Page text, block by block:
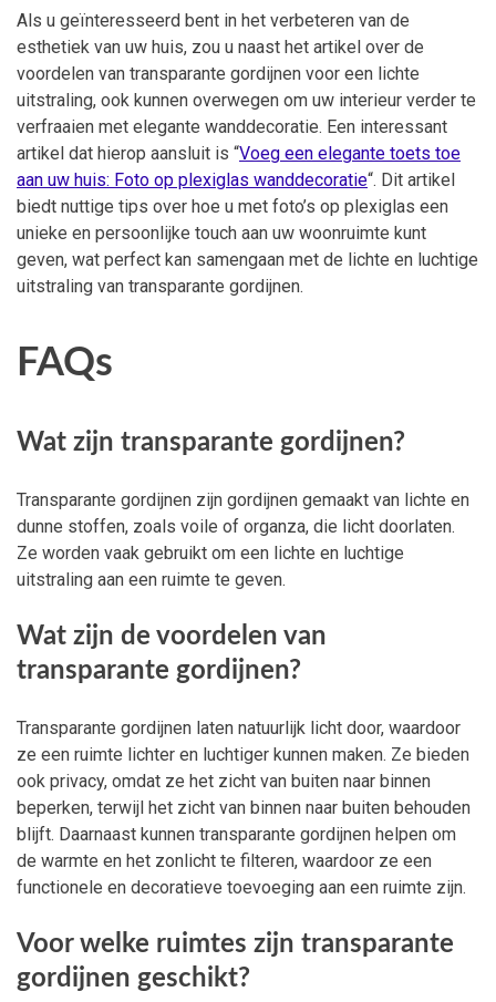
Als u geïnteresseerd bent in het verbeteren van de
esthetiek van uw huis, zou u naast het artikel over de
voordelen van transparante gordijnen voor een lichte
uitstraling, ook kunnen overwegen om uw interieur verder te
verfraaien met elegante wanddecoratie. Een interessant
artikel dat hierop aansluit is “Voeg een elegante toets toe
aan uw huis: Foto op plexiglas wanddecoratie“. Dit artikel
biedt nuttige tips over hoe u met foto’s op plexiglas een
unieke en persoonlijke touch aan uw woonruimte kunt
geven, wat perfect kan samengaan met de lichte en luchtige
uitstraling van transparante gordijnen.
FAQs
Wat zijn transparante gordijnen?
Transparante gordijnen zijn gordijnen gemaakt van lichte en
dunne stoffen, zoals voile of organza, die licht doorlaten.
Ze worden vaak gebruikt om een lichte en luchtige
uitstraling aan een ruimte te geven.
Wat zijn de voordelen van
transparante gordijnen?
Transparante gordijnen laten natuurlijk licht door, waardoor
ze een ruimte lichter en luchtiger kunnen maken. Ze bieden
ook privacy, omdat ze het zicht van buiten naar binnen
beperken, terwijl het zicht van binnen naar buiten behouden
blijft. Daarnaast kunnen transparante gordijnen helpen om
de warmte en het zonlicht te filteren, waardoor ze een
functionele en decoratieve toevoeging aan een ruimte zijn.
Voor welke ruimtes zijn transparante
gordijnen geschikt?